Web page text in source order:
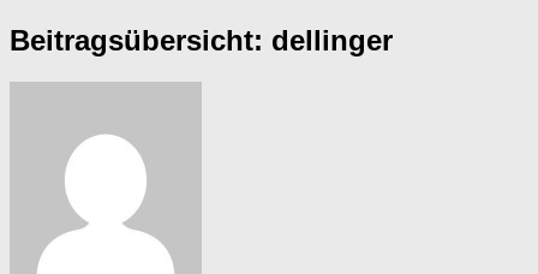
Beitragsübersicht: dellinger